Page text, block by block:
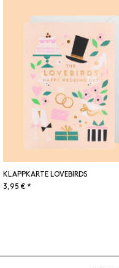
KLAPPKARTE LOVEBIRDS
3,95 € *